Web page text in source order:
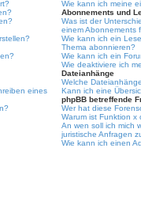
eines
Wie kann ich meine
Abonnements und
Was ist der
einem Abonnements
Wie kann ich ein
Thema abonnieren?
Wie kann ich ein
Wie deaktiviere ich
Dateianhänge
Welche
Kann ich eine
phpBB betreffende
Wer hat diese
Warum ist Funktion
An wen soll ich mich
juristische Anfragen
Wie kann ich einen